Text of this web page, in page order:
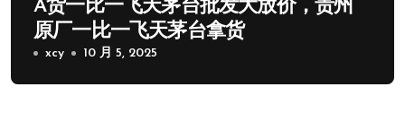
A货一比一飞天茅台批发大放价，贵州
原厂一比一飞天茅台拿货
xcy 10 月 5, 2025